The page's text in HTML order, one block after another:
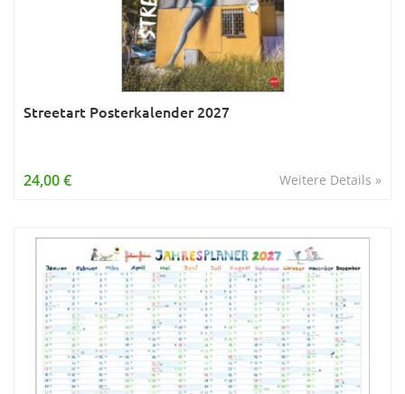
Streetart Posterkalender 2027
Weitere Details »
24,00 €